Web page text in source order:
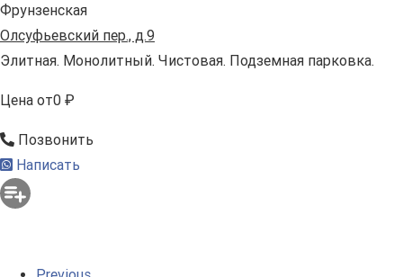
Фрунзенская
Олсуфьевский пер., д.9
Элитная. Монолитный. Чистовая. Подземная парковка.
Цена от0 ₽
Позвонить
Написать